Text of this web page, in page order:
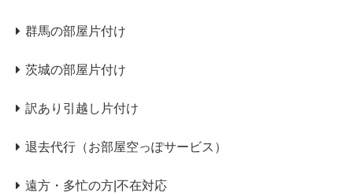
群馬の部屋片付け
茨城の部屋片付け
訳あり引越し片付け
退去代行（お部屋空っぽサービス）
遠方・多忙の方|不在対応